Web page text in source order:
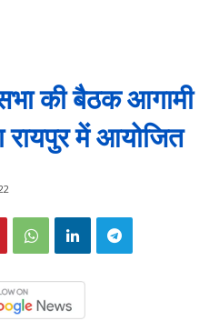
की बैठक आगामी
में आयोजित